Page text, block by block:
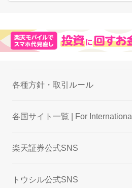
各種方針・取引ルール
各国サイト一覧 | For International
楽天証券公式SNS
トウシル公式SNS